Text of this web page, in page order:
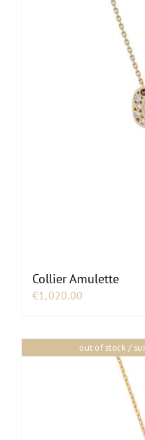
Collier Amulette
€1,020.00
out of stock /